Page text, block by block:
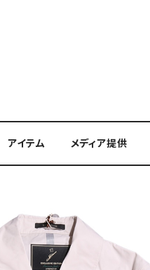
アイテム メディア提供